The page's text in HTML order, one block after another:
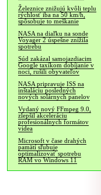
Železnice znižujú kvôli teplu
rýchlosť iba na 50 km/h,
spôsobuje to meškanie
NASA na diaľku na sonde
Voyager 2 úspešne znížila
spotrebu
Súd zakázal samojazdiacim
Google taxíkom dobíjanie v
noci, rušili obyvateľov
NASA pripravuje ISS na
inštaláciu posledných
nových solárnych panelov
Vydaný nový FFmpeg 9.0,
zlepšil akceleráciu
profesionálnych formátov
videa
Microsoft v čase drahých
pamätí sľubuje
optimalizovať spotrebu
RAM vo Windows 11